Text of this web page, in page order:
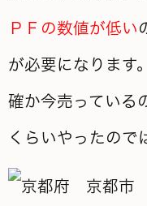
ＰＦの数値が低い
が必要になります。
確か今売っている
くらいやったので